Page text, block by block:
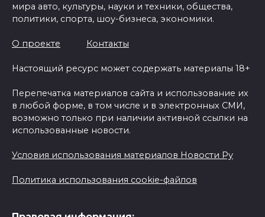
мира авто, культуры, науки и техники, общества,
политики, спорта, шоу-бизнеса, экономики.
О проекте Контакты
Настоящий ресурс может содержать материалы 18+
Перепечатка материалов сайта и использование их
в любой форме, в том числе и в электронных СМИ,
возможно только при наличии активной ссылки на
использованные новости.
Условия использования материалов Новости Ру
Политика использования cookie-файлов